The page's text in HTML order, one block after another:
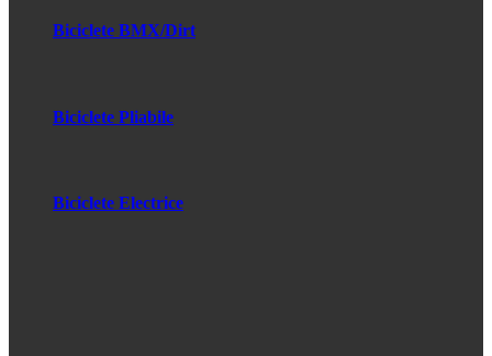
Biciclete BMX/Dirt
Biciclete Pliabile
Biciclete Electrice